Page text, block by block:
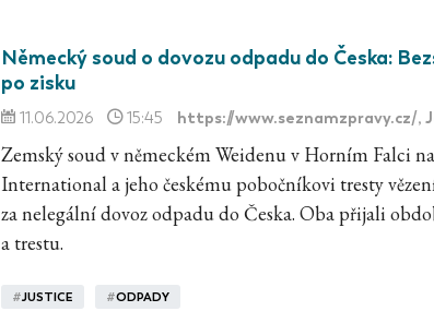
Německý soud o dovozu odpadu do Česka:
po zisku
11.06.2026 15:45 https://www.seznamzpravy.cz/,
Zemský soud v německém Weidenu v Horním Falci
International a jeho českému pobočníkovi tresty
za nelegální dovoz odpadu do Česka. Oba přijali
a trestu.
#JUSTICE #ODPADY